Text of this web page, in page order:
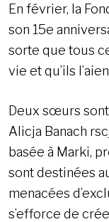
En février, la
son 15e
sorte que tous
vie et qu’ils
Deux sœurs
Alicja Banach
basée à Marki,
sont destinées
menacées
s’efforce de